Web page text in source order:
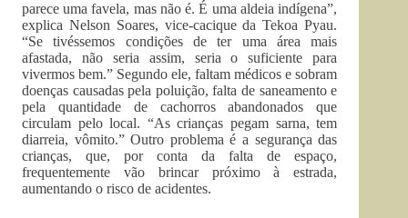
parece uma favela, mas não é. É uma aldeia indígena”,
explica Nelson Soares, vice-cacique da Tekoa Pyau.
“Se tivéssemos condições de ter uma área mais
afastada, não seria assim, seria o suficiente para
vivermos bem.” Segundo ele, faltam médicos e sobram
doenças causadas pela poluição, falta de saneamento e
pela quantidade de cachorros abandonados que
circulam pelo local. “As crianças pegam sarna, tem
diarreia, vômito.” Outro problema é a segurança das
crianças, que, por conta da falta de espaço,
frequentemente vão brincar próximo à estrada,
aumentando o risco de acidentes.